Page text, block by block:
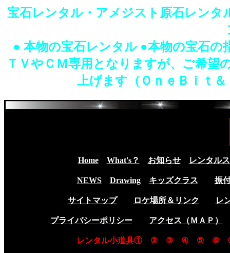
宝石レンタル・アメジスト原石レン
● 本物の宝石レンタル ●本物の宝石
ＴＶやＣＭ専用となりますが、ご希望
上げます（ＯｎｅＢｉｔ
Home What's？ お知らせ レンタル
NEWS Drawing キッズクラス 振
サイトマップ ロケ場所＆リンク レ
プライバシーポリシー アクセス（ＭＡＰ）
レンタル小道具① ② ③ ④ ⑤ ⑥